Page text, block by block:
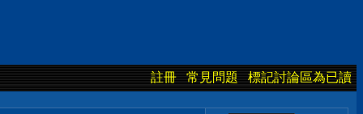
註冊 常見問題 標記討論區為已讀